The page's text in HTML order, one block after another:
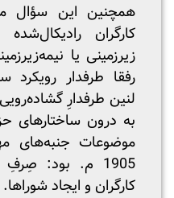
همچنین این سؤال
کارگران
زیرزمینی یا
رفقا طرفدار رویکرد
لنین طرفدارِ
به درون ساختارهای
موضوعات جنبه‌های
1905 م. بود:
کارگران و ایجاد شوراها.